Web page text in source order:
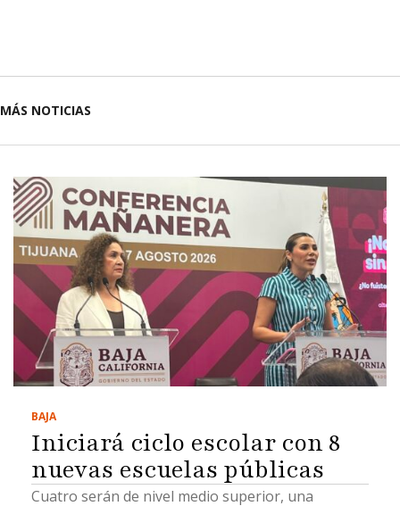
MÁS NOTICIAS
BAJA
Iniciará ciclo escolar con 8
nuevas escuelas públicas
Cuatro serán de nivel medio superior, una